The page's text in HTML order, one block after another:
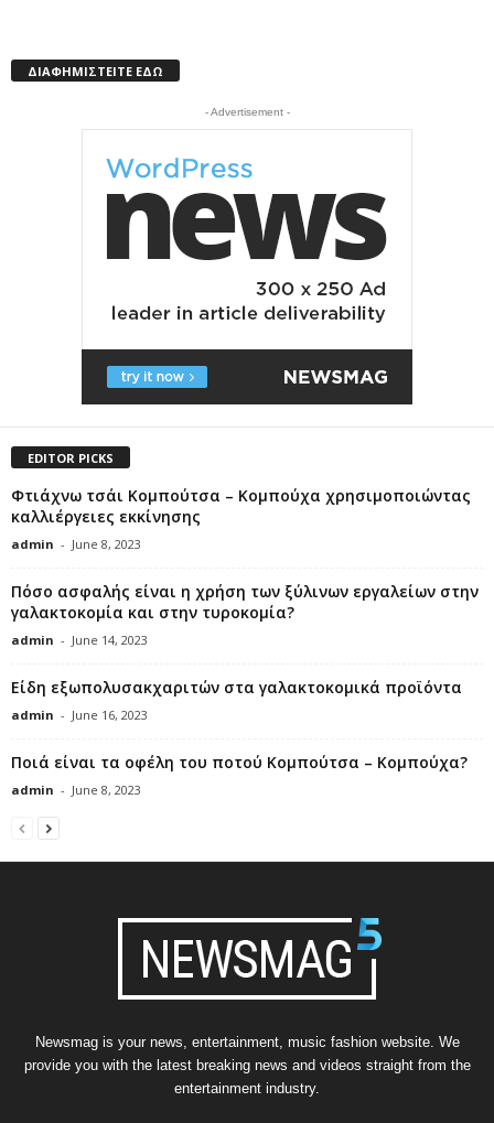
ΔΙΑΦΗΜΙΣΤΕΙΤΕ ΕΔΩ
- Advertisement -
EDITOR PICKS
Φτιάχνω τσάι Κομπούτσα – Κομπούχα χρησιμοποιώντας
καλλιέργειες εκκίνησης
admin - June 8, 2023
Πόσο ασφαλής είναι η χρήση των ξύλινων εργαλείων στην
γαλακτοκομία και στην τυροκομία?
admin - June 14, 2023
Είδη εξωπολυσακχαριτών στα γαλακτοκομικά προϊόντα
admin - June 16, 2023
Ποιά είναι τα οφέλη του ποτού Κομπούτσα – Κομπούχα?
admin - June 8, 2023
Newsmag is your news, entertainment, music fashion website. We
provide you with the latest breaking news and videos straight from the
entertainment industry.